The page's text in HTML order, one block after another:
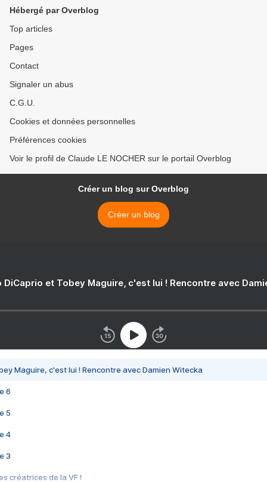
Hébergé par Overblog
Top articles
Pages
Contact
Signaler un abus
C.G.U.
Cookies et données personnelles
Préférences cookies
Voir le profil de Claude LE NOCHER sur le portail Overblog
Créer un blog sur Overblog
Créer un blog
DiCaprio et Tobey Maguire, c'est lui ! Rencontre avec
Maguire, c'est lui ! Rencontre avec Damien Witecka
6
5
4
3
créatrices de la VF !